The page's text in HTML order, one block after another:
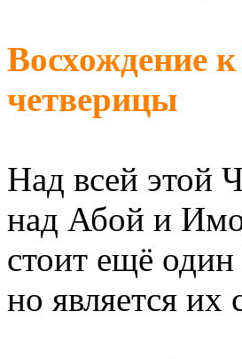
Восхождение
четверицы
Над всей этой
над Абой и
стоит ещё
но является